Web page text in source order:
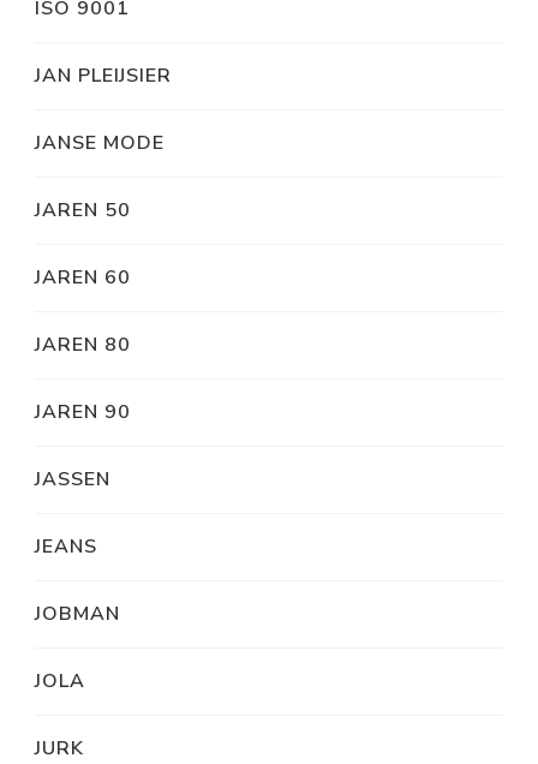
ISO 9001
JAN PLEIJSIER
JANSE MODE
JAREN 50
JAREN 60
JAREN 80
JAREN 90
JASSEN
JEANS
JOBMAN
JOLA
JURK